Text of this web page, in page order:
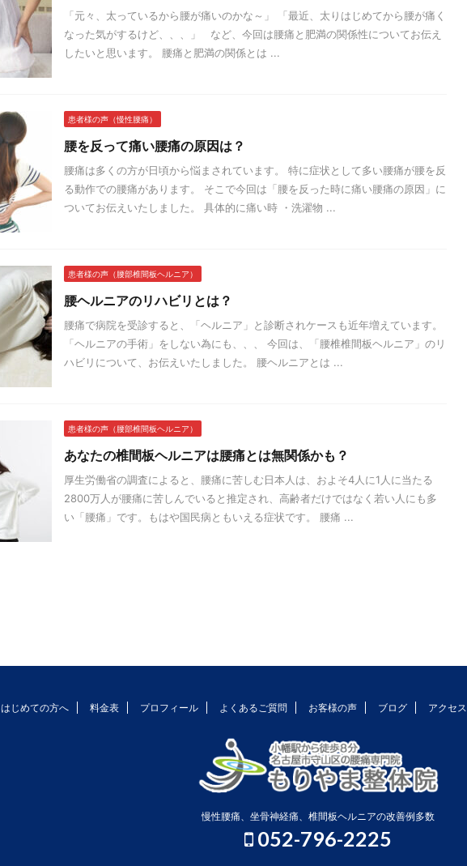
「元々、太っているから腰が痛いのかな～」 「最近、太りはじめてから腰が痛く
なった気がするけど、、、」 など、今回は腰痛と肥満の関係性についてお伝え
したいと思います。 腰痛と肥満の関係とは ...
患者様の声（慢性腰痛）
腰を反って痛い腰痛の原因は？
腰痛は多くの方が日頃から悩まされています。 特に症状として多い腰痛が腰を反
る動作での腰痛があります。 そこで今回は「腰を反った時に痛い腰痛の原因」に
ついてお伝えいたしました。 具体的に痛い時 ・洗濯物 ...
患者様の声（腰部椎間板ヘルニア）
腰ヘルニアのリハビリとは？
腰痛で病院を受診すると、「ヘルニア」と診断されケースも近年増えています。
「ヘルニアの手術」をしない為にも、、、 今回は、「腰椎椎間板ヘルニア」のリ
ハビリについて、お伝えいたしました。 腰ヘルニアとは ...
患者様の声（腰部椎間板ヘルニア）
あなたの椎間板ヘルニアは腰痛とは無関係かも？
厚生労働省の調査によると、腰痛に苦しむ日本人は、およそ4人に1人に当たる
2800万人が腰痛に苦しんでいると推定され、高齢者だけではなく若い人にも多
い「腰痛」です。もはや国民病ともいえる症状です。 腰痛 ...
はじめての方へ 料金表 プロフィール よくあるご質問 お客様の声 ブログ アクセス
慢性腰痛、坐骨神経痛、椎間板ヘルニアの改善例多数
052-796-2225